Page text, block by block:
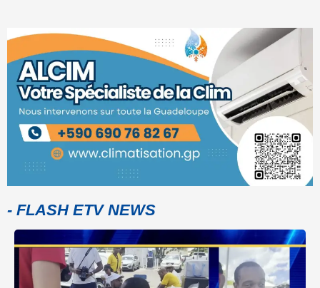
- FLASH ETV NEWS